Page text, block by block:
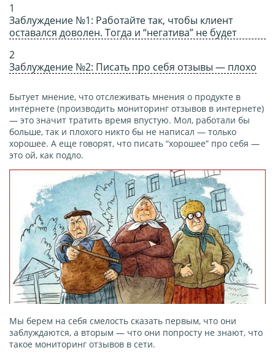
Заблуждение №1: Работайте так, чтобы клиент
оставался доволен. Тогда и “негатива” не будет
Заблуждение №2: Писать про себя отзывы — плохо
Бытует мнение, что отслеживать мнения о продукте в
интернете (производить мониторинг отзывов в интернете)
— это значит тратить время впустую. Мол, работали бы
больше, так и плохого никто бы не написал — только
хорошее. А еще говорят, что писать “хорошее” про себя —
это ой, как подло.
Мы берем на себя смелость сказать первым, что они
заблуждаются, а вторым — что они попросту не знают, что
такое мониторинг отзывов в сети.